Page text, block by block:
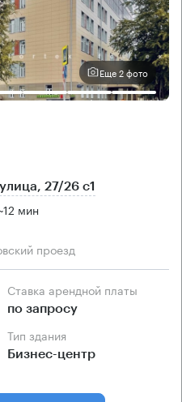
Еще 2 фото
27/26 с1
12 мин
проезд
Ставка арендной платы
по запросу
Тип здания
Бизнес-центр